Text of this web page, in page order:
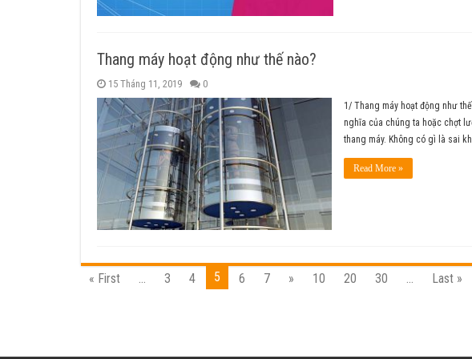
Thang máy hoạt động như thế nào?
15 Tháng 11, 2019 0
1/ Thang máy hoạt động như
nghĩa của chúng ta hoặc chợt
thang máy. Không có gì là sai
Read More »
« First 3 4 5 6 7 » 10 20 30 Last »